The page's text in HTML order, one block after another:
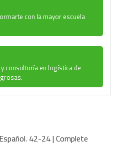
con la mayor escuela
consultoría en logística de
42-24 | Complete